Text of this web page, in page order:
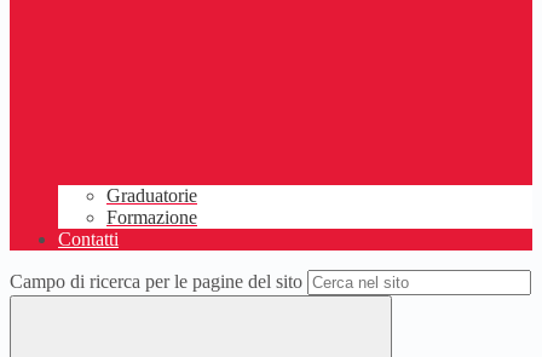
Graduatorie
Formazione
Contatti
Campo di ricerca per le pagine del sito